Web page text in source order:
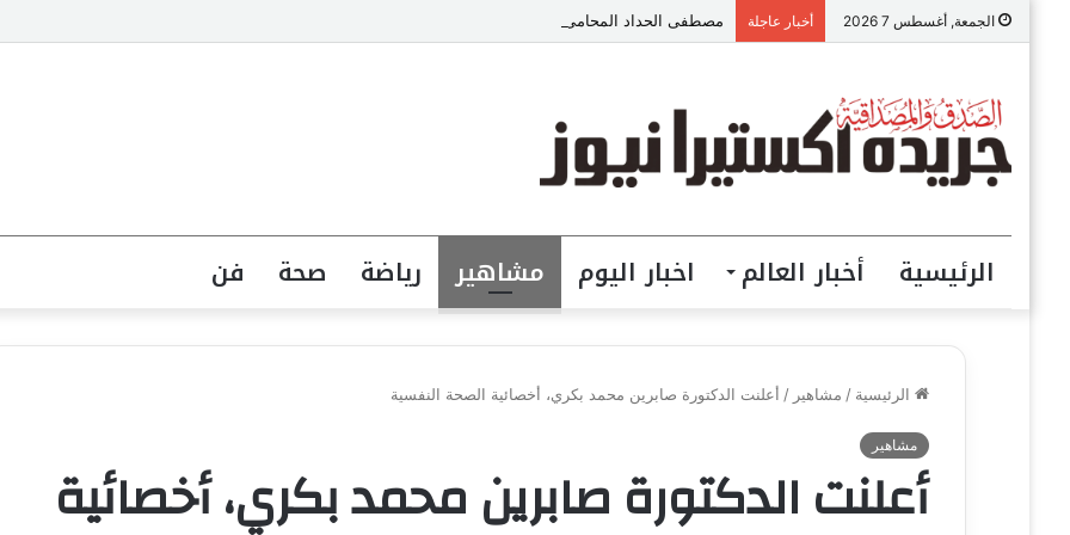
الجمعة, أغسطس 7 2026 أخبار عاجلة مصطفى الحداد المحامى: المواجهة القانونية لخطاب الكراهية تبدأ بتشريع واضح ووعي مجتمعي
الرئيسية أخبار العالم اخبار اليوم مشاهير رياضة صحة فن
الرئيسية / مشاهير / أعلنت الدكتورة صابرين محمد بكري، أخصائية الصحة النفسية
مشاهير
أعلنت الدكتورة صابرين محمد بكري، أخصائية